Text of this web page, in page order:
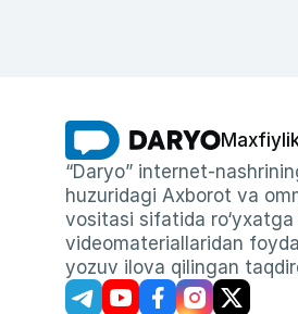
“Daryo” internet-
huzuridagi Axborot va
vositasi sifatida
videomateriallaridan
yozuv ilova qilingan